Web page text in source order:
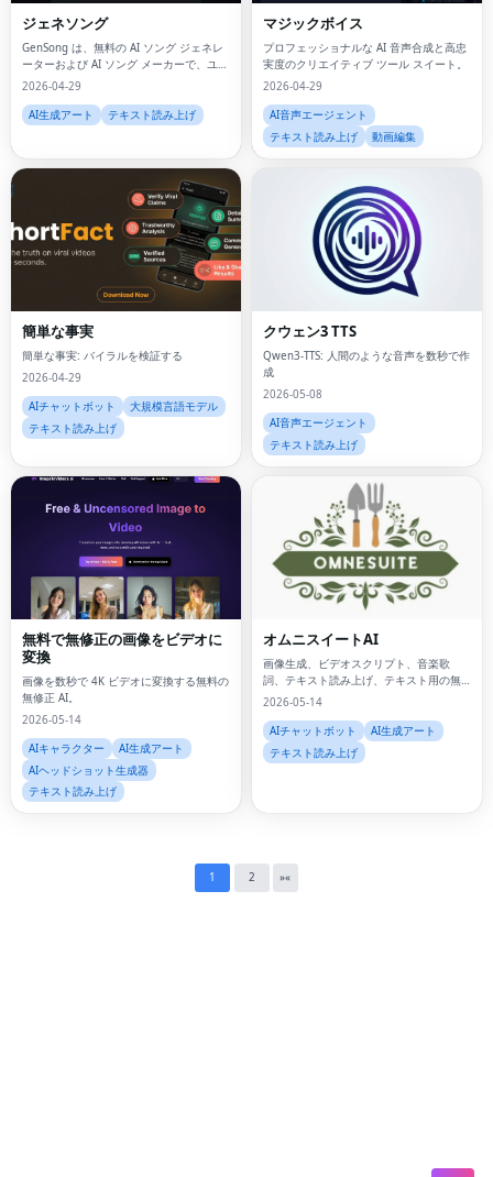
ジェネソング
GenSong は、無料の AI ソング ジェネレ
ーターおよび AI ソング メーカーで、ユー
ザーは音楽経験がなくてもプロ品質の曲
2026-04-29
AI生成アート
テキスト読み上げ
マジックボイス
プロフェッショナルな AI 音声合成と高忠
実度のクリエイティブ ツール スイート。
2026-04-29
AI音声エージェント
テキスト読み上げ
動画編集
簡単な事実
簡単な事実: バイラルを検証する
2026-04-29
AIチャットボット
大規模言語モデル
テキスト読み上げ
クウェン3 TTS
Qwen3-TTS: 人間のような音声を数秒で作
成
2026-05-08
AI音声エージェント
テキスト読み上げ
無料で無修正の画像をビデオに
変換
画像を数秒で 4K ビデオに変換する無料の
無修正 AI。
2026-05-14
AIキャラクター
AI生成アート
AIヘッドショット生成器
テキスト読み上げ
オムニスイートAI
画像生成、ビデオスクリプト、音楽歌
詞、テキスト読み上げ、テキスト用の無
料 AI ツール。
2026-05-14
AIチャットボット
AI生成アート
テキスト読み上げ
1 2 »«